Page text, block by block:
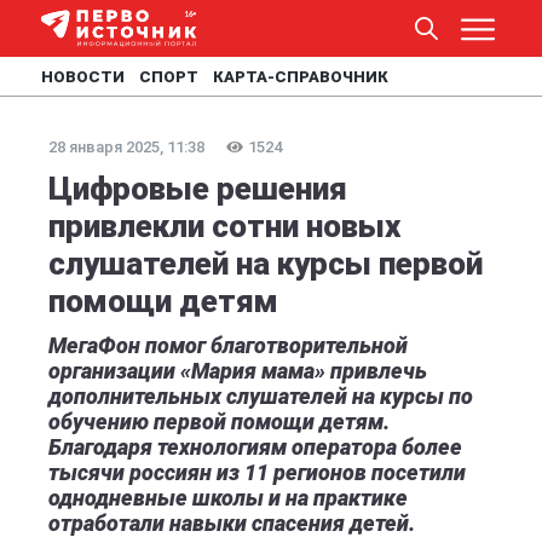
НОВОСТИ СПОРТ КАРТА-СПРАВОЧНИК
28 января 2025, 11:38 1524
Цифровые решения
привлекли сотни новых
слушателей на курсы первой
помощи детям
МегаФон помог благотворительной
организации «Мария мама» привлечь
дополнительных слушателей на курсы по
обучению первой помощи детям.
Благодаря технологиям оператора более
тысячи россиян из 11 регионов посетили
однодневные школы и на практике
отработали навыки спасения детей.